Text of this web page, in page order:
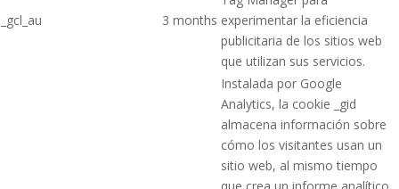
_gcl_au 3 months experimentar la eficiencia
publicitaria de los sitios web
que utilizan sus servicios.
Instalada por Google
Analytics, la cookie _gid
almacena información sobre
cómo los visitantes usan un
sitio web, al mismo tiempo